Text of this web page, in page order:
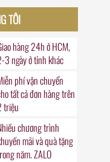
TÔI
hàng24hở HCM,
3 ngày ở tỉnh khác
phí vận chuyển
tất cả đơn hàng trên
triệu
chương trình
mãivà quà tặng
năm. ZALO